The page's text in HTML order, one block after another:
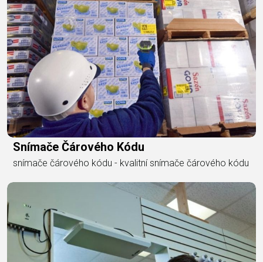
Snímače Čárového Kódu
snímače čárového kódu - kvalitní snímače čárového kódu